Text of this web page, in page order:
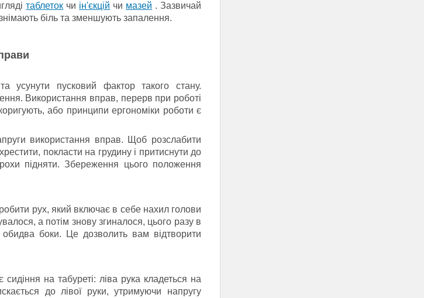
таблеток чи ін'єкцій чи мазей .Зазвичай
біль та зменшують запалення.
пусковий фактор такого стану.
Використання вправ, перерв при роботі
або принципи ергономіки роботи є
використання вправ.
Щоб розслабити
покласти на грудину і притиснути до
підняти.Збереження цього положення
рух, який включає в себе нахил голови
а потім знову згиналося, цього разу в
боки.
Це дозволить вам відтворити
на табуреті: ліва рука кладеться на
до лівої руки, утримуючи напругу